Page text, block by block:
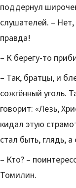
поддернул
слушателей. –
правда!
– К берегу-то
– Так, братцы, и
сожгённый уголь.
говорит: «Лезь,
кидал этую
стал быть, глядь, а
– Кто? –
Томилин.